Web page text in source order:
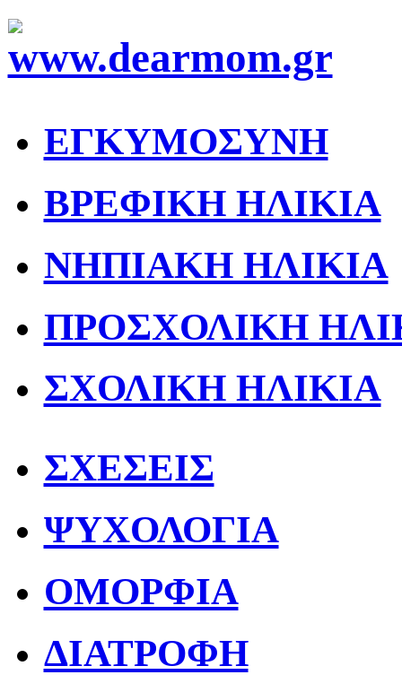
ΕΓΚΥΜΟΣΥΝΗ
ΒΡΕΦΙΚΗ ΗΛΙΚΙΑ
ΝΗΠΙΑΚΗ ΗΛΙΚΙΑ
ΠΡΟΣΧΟΛΙΚΗ
ΣΧΟΛΙΚΗ ΗΛΙΚΙΑ
ΣΧΕΣΕΙΣ
ΨΥΧΟΛΟΓΙΑ
ΟΜΟΡΦΙΑ
ΔΙΑΤΡΟΦΗ